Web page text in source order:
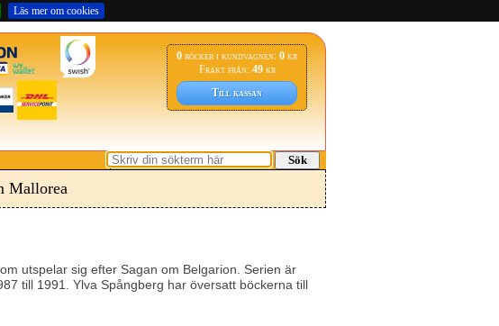
Läs mer om cookies
0 böcker i kundvagnen:0kr
Frakt från: 49kr
Till kassan
Sök
Mallorea
utspelar sig efter Sagan om Belgarion. Serien är
till 1991. Ylva Spångberg har översatt böckerna till